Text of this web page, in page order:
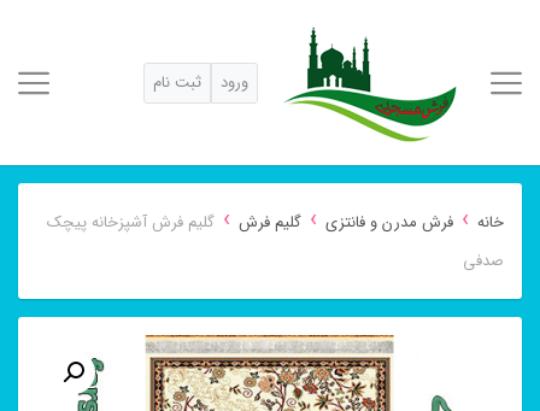
ورود ثبت نام
خانه › فرش مدرن و فانتزی › گلیم فرش › گلیم فرش آشپزخانه پیچک
صدفی